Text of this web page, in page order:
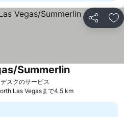
シェア お
スクのサービス
Summerlin
Las Vegasまで4.5 km